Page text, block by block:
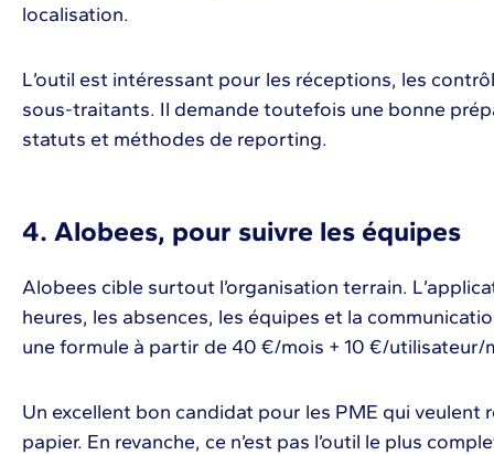
localisation.
L’outil est intéressant pour les réceptions, les
sous-traitants. Il demande toutefois une bonne
statuts et méthodes de reporting.
4. Alobees, pour suivre les équipes
Alobees cible surtout l’organisation terrain.
heures, les absences, les équipes et la
une formule à partir de 40 €/mois + 10 €/utilisateur/
Un excellent bon candidat pour les PME qui veulent
papier. En revanche, ce n’est pas l’outil le plus